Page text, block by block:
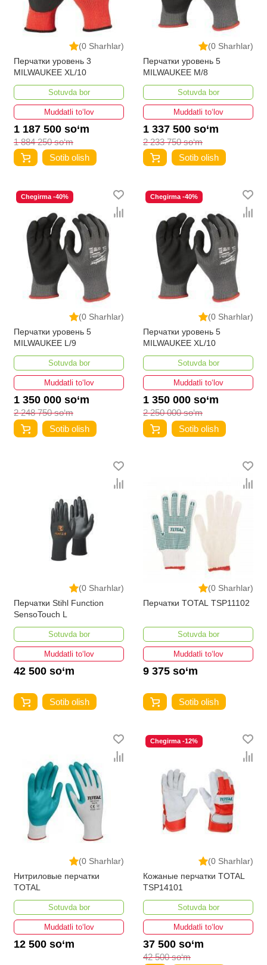
(0 Sharhlar)
Перчатки уровень 3
MILWAUKEE XL/10
Sotuvda bor
Muddatli to‘lov
1 187 500 so‘m
1 884 250 so‘m
Sotib olish
(0 Sharhlar)
Перчатки уровень 5
MILWAUKEE M/8
Sotuvda bor
Muddatli to‘lov
1 337 500 so‘m
2 233 750 so‘m
Sotib olish
(0 Sharhlar)
Chegirma -40%
Перчатки уровень 5
MILWAUKEE L/9
Sotuvda bor
Muddatli to‘lov
1 350 000 so‘m
2 248 750 so‘m
Sotib olish
(0 Sharhlar)
Chegirma -40%
Перчатки уровень 5
MILWAUKEE XL/10
Sotuvda bor
Muddatli to‘lov
1 350 000 so‘m
2 250 000 so‘m
Sotib olish
(0 Sharhlar)
Перчатки Stihl Function
SensoTouch L
Sotuvda bor
Muddatli to‘lov
42 500 so‘m
Sotib olish
(0 Sharhlar)
Перчатки TOTAL TSP11102
Sotuvda bor
Muddatli to‘lov
9 375 so‘m
Sotib olish
(0 Sharhlar)
Нитриловые перчатки
TOTAL
Sotuvda bor
Muddatli to‘lov
12 500 so‘m
(0 Sharhlar)
Chegirma -12%
Кожаные перчатки TOTAL
TSP14101
Sotuvda bor
Muddatli to‘lov
37 500 so‘m
42 500 so‘m